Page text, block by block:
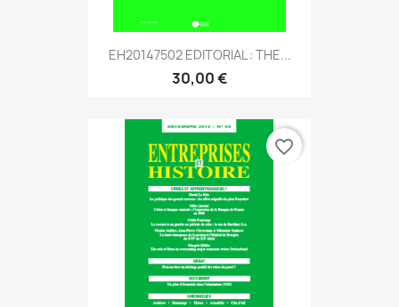
EH20147502 EDITORIAL : THE...
30,00 €
favorite_border